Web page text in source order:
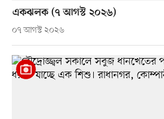
একঝলক (৭ আগস্ট ২০২৬)
০৭ আগস্ট ২০২৬